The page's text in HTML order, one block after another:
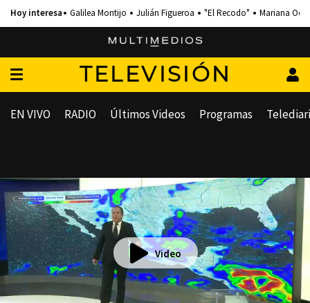
Galilea Montijo Julián Figueroa "El Recodo" Mariana
TELEVISIÓN
EN VIVO RADIO Últimos Videos Programas
Video